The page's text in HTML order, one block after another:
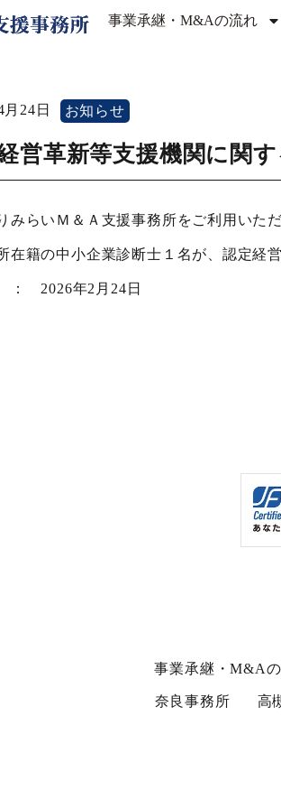
事業承継・M&Aの流れ
月24日 お知らせ
営革新等支援機関に関
みらいＭ＆Ａ支援事務所をご利用いた
在籍の中小企業診断士１名が、認定経
： 2026年2月24日
事業承継・M&A
奈良事務所 高